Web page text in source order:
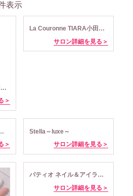
表示
La Couronne TIARA小田急町田店
＞
La Couronne TIARA小田急藤沢店
サロン詳細を見る＞
ロン Stella～kawaguchi～
＞
Stella～luxe～
サロン詳細を見る＞
パティオ ネイル＆アイラッシュ北浦和店
サロン詳細を見る＞